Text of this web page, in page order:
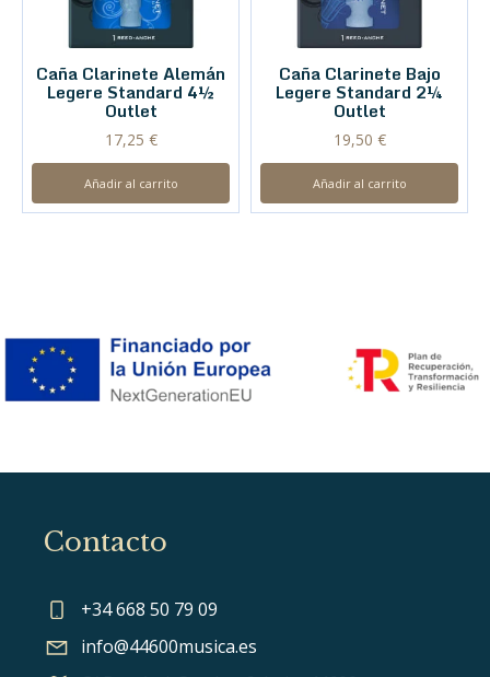
Caña Clarinete Alemán
Legere Standard 4½
Outlet
17,25 €
Añadir al carrito
Caña Clarinete Bajo
Legere Standard 2¼
Outlet
19,50 €
Añadir al carrito
Contacto
+34 668 50 79 09
info@44600musica.es